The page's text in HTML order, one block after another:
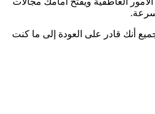
أنك قادر على العودة إلى ما كنت